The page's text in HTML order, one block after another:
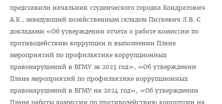
Год качества
Год мира и созидания
Великая Победа
Год исторической памяти
Я - грамадзянiн Беларусi
Единый день голосования
представили начальник студенческого городка Кондратович
А.К., заведующий хозяйственным складом Питкевич Л.В. С
докладами «Об утверждении отчета о работе комиссии по
противодействию коррупции и выполнении Плана
мероприятий по профилактике коррупционных
правонарушений в ВГМУ за 2023 год», «Об утверждении
Плана мероприятий по профилактике коррупционных
правонарушений в ВГМУ на 2024 год», «Об утверждении
Плана работы комиссии по противодействию коррупции на